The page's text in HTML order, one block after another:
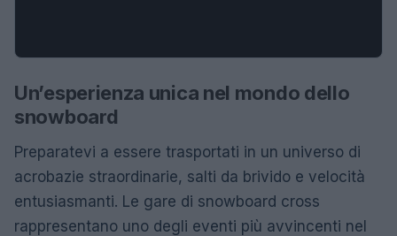
Un’esperienza unica nel mondo dello
snowboard
Preparatevi a essere trasportati in un universo di
acrobazie straordinarie, salti da brivido e velocità
entusiasmanti. Le gare di snowboard cross
rappresentano uno degli eventi più avvincenti nel